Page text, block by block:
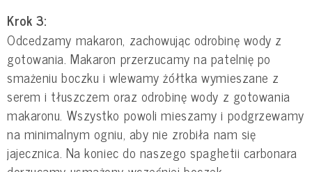
Krok 3:
Odcedzamy makaron, zachowując odrobinę wody z
gotowania. Makaron przerzucamy na patelnię po
smażeniu boczku i wlewamy żółtka wymieszane z
serem i tłuszczem oraz odrobinę wody z gotowania
makaronu. Wszystko powoli mieszamy i podgrzewamy
na minimalnym ogniu, aby nie zrobiła nam się
jajecznica. Na koniec do naszego spaghetii carbonara